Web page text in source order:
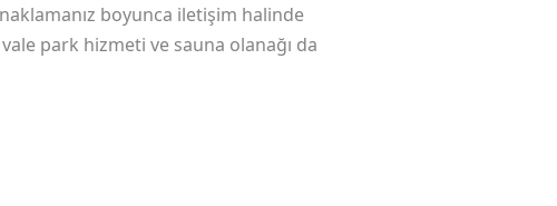
boyunca iletişim halinde
park hizmeti ve sauna olanağı da